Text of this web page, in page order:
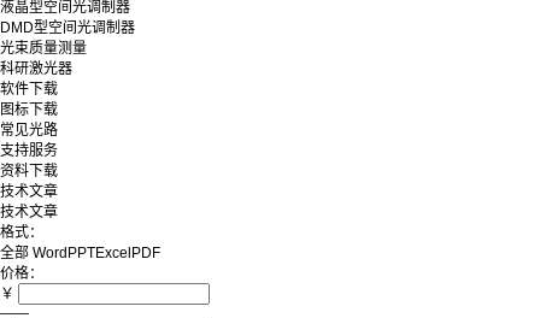
液晶型空间光调制器
DMD型空间光调制器
光束质量测量
科研激光器
软件下载
图标下载
常见光路
支持服务
资料下载
技术文章
技术文章
格式：
全部 WordPPTExcelPDF
价格：
￥
——